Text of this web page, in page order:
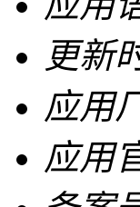
更新
应用
应用